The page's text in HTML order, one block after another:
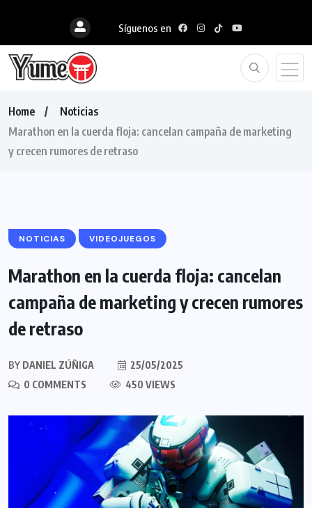
Síguenos en
Home
Noticias
Marathon en la cuerda floja: cancelan campaña de marketing
y crecen rumores de retraso
NOTICIAS VIDEOJUEGOS
Marathon en la cuerda floja: cancelan
campaña de marketing y crecen rumores
de retraso
BY DANIEL ZÚÑIGA
25/05/2025
0 COMMENTS
450 VIEWS